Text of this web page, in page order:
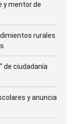
y mentor de
rurales
de ciudadanía
y anuncia